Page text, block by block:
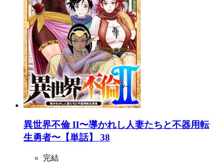
異世界不倫 II〜導かれし人妻たちと不器用転
生勇者〜【単話】 38
完結